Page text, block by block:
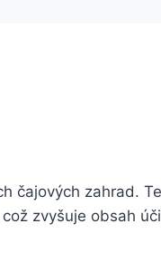
čajových zahrad.
zvyšuje obsah